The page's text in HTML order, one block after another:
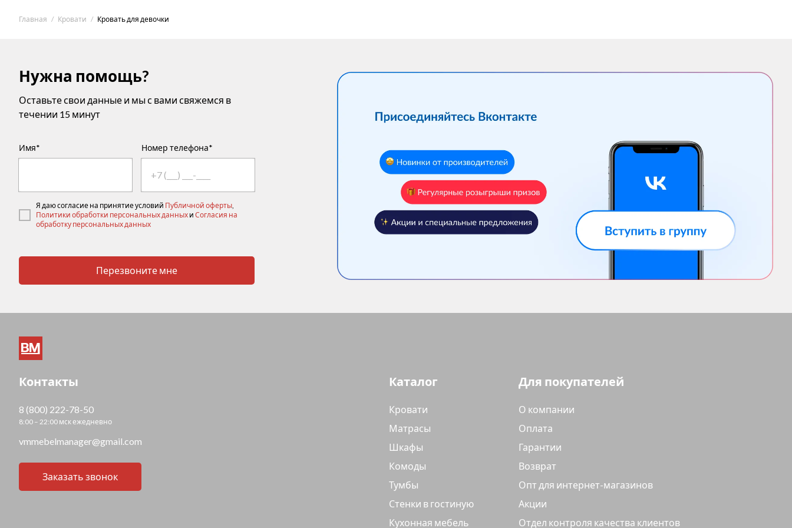
Главная Кровати Кровать для девочки
Нужна помощь?
Оставьте свои данные и мы с вами свяжемся в
течении 15 минут
Имя* Номер телефона*
Я даю согласие на принятие условий Публичной оферты,
Политики обработки персональных данных и Согласия на
обработку персональных данных
Перезвоните мне
Контакты
8 (800) 222-78-50
8:00 – 22:00 мск ежедневно
vmmebelmanager@gmail.com
Заказать звонок
Каталог
Кровати
Матрасы
Шкафы
Комоды
Тумбы
Стенки в гостиную
Кухонная мебель
Для покупателей
О компании
Оплата
Гарантии
Возврат
Опт для интернет-магазинов
Акции
Отдел контроля качества клиентов